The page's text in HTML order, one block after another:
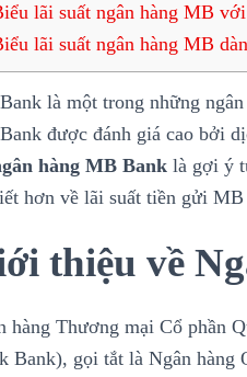
lãi suất ngân hàng MB
lãi suất ngân hàng MB
là một trong những
được đánh giá cao bởi
hàng MB Bank là gợi ý
hơn về lãi suất tiền gửi MB
thiệu về
hàng Thương mại Cổ phần
Bank), gọi tắt là Ngân hàng